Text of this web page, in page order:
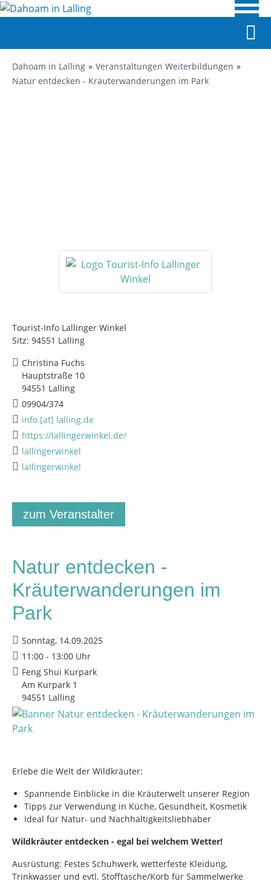
Dahoam in Lalling
Veranstaltungen Weiterbildungen
Natur entdecken - Kräuterwanderungen im Park
Tourist-Info Lallinger Winkel
Sitz: 94551 Lalling
Christina Fuchs
Hauptstraße 10
94551 Lalling
09904/374
info [at] lalling.de
https://lallingerwinkel.de/
lallingerwinkel
lallingerwinkel
zum Veranstalter
Natur entdecken -
Kräuterwanderungen im
Park
Sonntag, 14.09.2025
11:00 - 13:00 Uhr
Feng Shui Kurpark
Am Kurpark 1
94551 Lalling
Erlebe die Welt der Wildkräuter:
Spannende Einblicke in die Kräuterwelt unserer Region
Tipps zur Verwendung in Küche, Gesundheit, Kosmetik
Ideal für Natur- und Nachhaltigkeitsliebhaber
Wildkräuter entdecken - egal bei welchem Wetter!
Ausrüstung: Festes Schuhwerk, wetterfeste Kleidung,
Trinkwasser und evtl. Stofftasche/Korb für Sammelwerke